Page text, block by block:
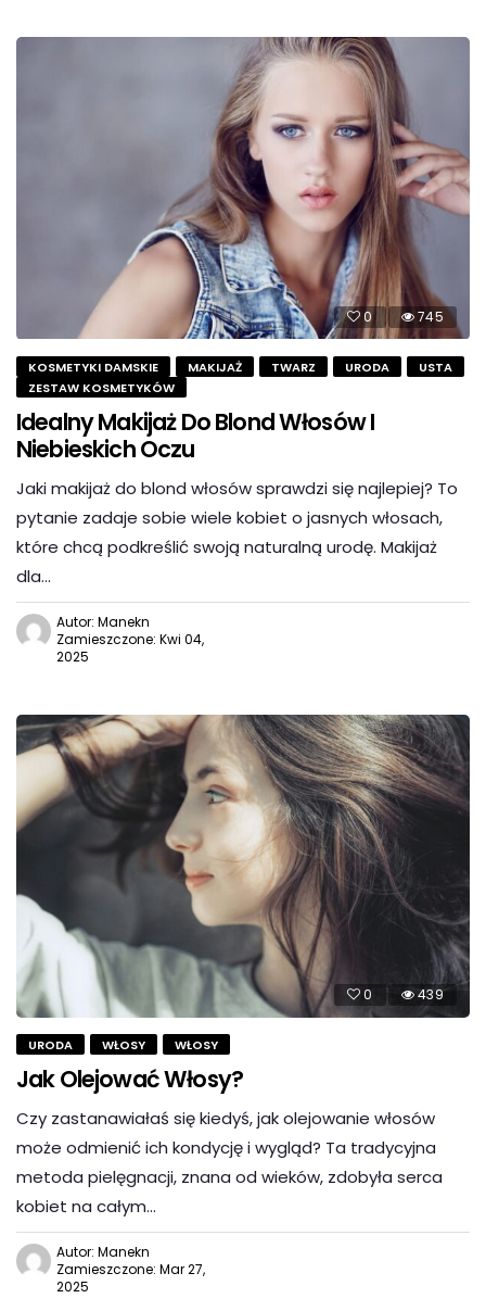
0 745
KOSMETYKI DAMSKIE MAKIJAŻ TWARZ URODA
USTA
ZESTAW KOSMETYKÓW
Idealny Makijaż Do Blond Włosów I
Niebieskich Oczu
Jaki makijaż do blond włosów sprawdzi się najlepiej? To
pytanie zadaje sobie wiele kobiet o jasnych włosach,
które chcą podkreślić swoją naturalną urodę. Makijaż
dla…
Autor: Manekn
Zamieszczone: Kwi 04,
2025
0 439
URODA WŁOSY WŁOSY
Jak Olejować Włosy?
Czy zastanawiałaś się kiedyś, jak olejowanie włosów
może odmienić ich kondycję i wygląd? Ta tradycyjna
metoda pielęgnacji, znana od wieków, zdobyła serca
kobiet na całym…
Autor: Manekn
Zamieszczone: Mar 27,
2025